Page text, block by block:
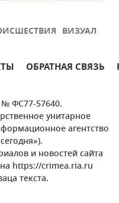
ВИЗУАЛ
ОБРАТНАЯ СВЯЗЬ
№ ФС77-57640.
унитарное
агентство
и новостей сайта
https://crimea.ria.ru
текста.